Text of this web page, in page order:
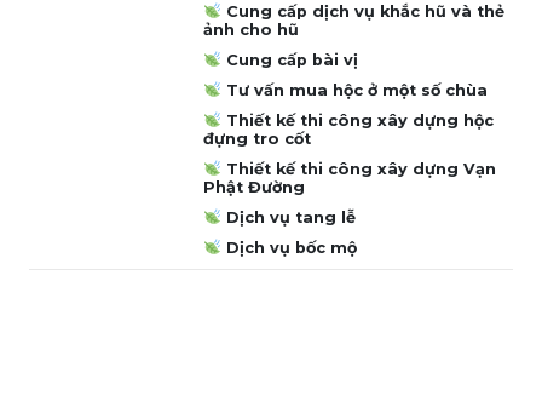
Cung cấp dịch vụ khắc hũ và thẻ
ảnh cho hũ
Cung cấp bài vị
Tư vấn mua hộc ở một số chùa
Thiết kế thi công xây dựng hộc
đựng tro cốt
Thiết kế thi công xây dựng Vạn
Phật Đường
Dịch vụ tang lễ
Dịch vụ bốc mộ